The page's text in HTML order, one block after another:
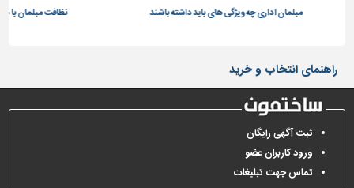
ساختمان
ترافیک
و
سازه
سایر
اداری چه ویژگی های باید داشته باشند نظافت مبلمان با در نظر گرفتن جنس
راهنمای انتخاب و خرید
ثبت آگهی رایگان
ورود کاربران عضو
تماس جهت تبلیغات